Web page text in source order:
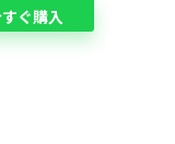
ぐ購入